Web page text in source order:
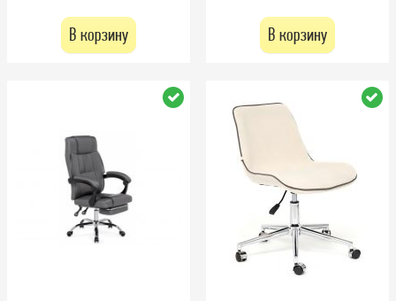
В корзину В корзину